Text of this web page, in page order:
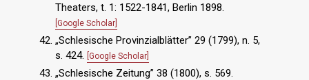
Theaters, t. 1: 1522-1841, Berlin 1898.
[Google Scholar]
„Schlesische Provinzialblätter” 29 (1799), n. 5,
s. 424. [Google Scholar]
„Schlesische Zeitung” 38 (1800), s. 569.